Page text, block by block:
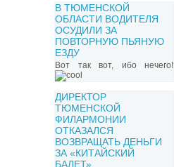
В ТЮМЕНСКОЙ
ОБЛАСТИ ВОДИТЕЛЯ
ОСУДИЛИ ЗА
ПОВТОРНУЮ ПЬЯНУЮ
ЕЗДУ
Вот так вот, ибо нечего!
ДИРЕКТОР
ТЮМЕНСКОЙ
ФИЛАРМОНИИ
ОТКАЗАЛСЯ
ВОЗВРАЩАТЬ ДЕНЬГИ
ЗА «КИТАЙСКИЙ
БАЛЕТ»